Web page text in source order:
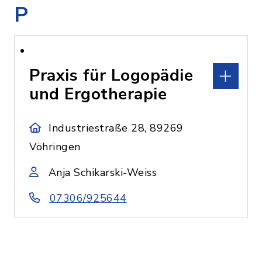
P
Praxis für Logopädie
und Ergotherapie
Industriestraße 28, 89269
Vöhringen
Anja Schikarski-Weiss
07306/925644